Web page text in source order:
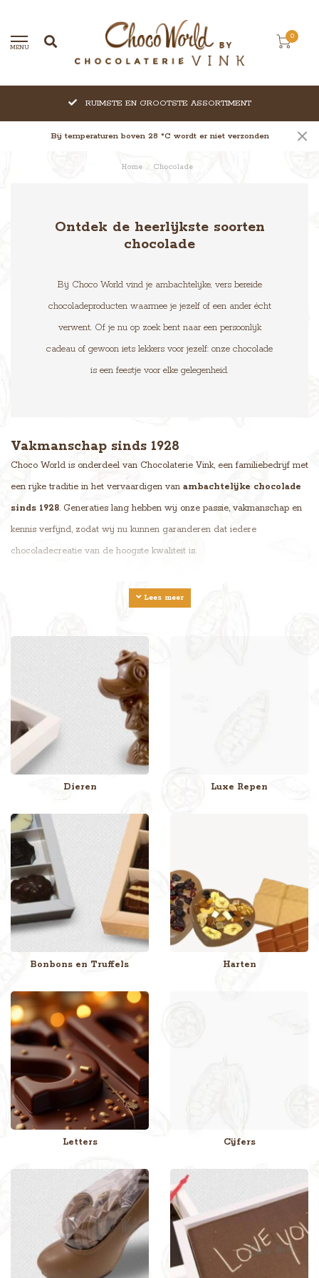
MENU
0
RUIMSTE EN GROOTSTE ASSORTIMENT
Bij temperaturen boven 28 °C wordt er niet verzonden
Home / Chocolade
Ontdek de heerlijkste soorten
chocolade
Bij Choco World vind je ambachtelijke, vers bereide
chocoladeproducten waarmee je jezelf of een ander écht
verwent. Of je nu op zoek bent naar een persoonlijk
cadeau of gewoon iets lekkers voor jezelf: onze chocolade
is een feestje voor elke gelegenheid.
Vakmanschap sinds 1928
Choco World is onderdeel van Chocolaterie Vink, een familiebedrijf met
een rijke traditie in het vervaardigen van ambachtelijke chocolade
sinds 1928. Generaties lang hebben wij onze passie, vakmanschap en
kennis verfijnd, zodat wij nu kunnen garanderen dat iedere
chocoladecreatie van de hoogste kwaliteit is.
chocolade van het Belgische Callebaut
Door onze deelname aan hetQuality Partner Program
ons niet alleen voor heerlijke chocolade, maar ook voor eerlijke handel.
Zo dragen wij actief bij aan het verbeteren van de leefomstandigheden
in cacaoproducerende regio’s.
Meer weten over onze missie en achtergrond? Bezoek dan onze
Voor elk moment een smakelijk gebaar
Of het nu Pasen, Kerstmis, Sinterklaas, een verjaardag, jubileum of
examen is, onze uitgebreide collectie chocolade sluit aan bij elke
feestdag en mijlpaal. Ook voor bijzondere momenten zoals een
huwelijk, geboorte of een persoonlijk bedankje vind je bij ons het
perfecte chocoladecadeau.
feestelijke geboorte flikken en kleurrijke paaseitjes: de keuze is royaal.
Liefhebbers vanpure, witte of melkchocolade
zeker niet teleurgesteld en ontdekken altijd hun favoriet.
Maak je chocolade geschenk persoonlijk
Maak je chocoladecadeau extra speciaal met een persoonlijke touch.
Upload eenvoudig je eigen foto, bedrijfslogo of persoonlijke boodschap.
Wij zorgen dat deze prachtig wordt verwerkt in of op het product.
Lees meer
Dieren Luxe Repen
Bonbons en Truffels Harten
Letters Cijfers